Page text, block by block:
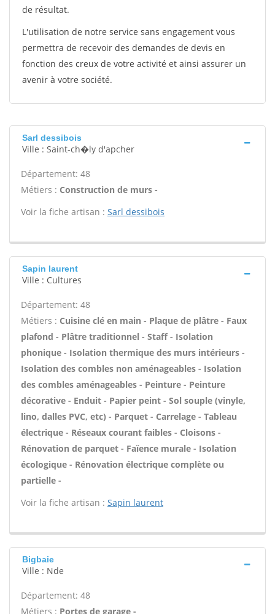
de résultat.
L'utilisation de notre service sans engagement vous
permettra de recevoir des demandes de devis en
fonction des creux de votre activité et ainsi assurer un
avenir à votre société.
Sarl dessibois
Ville : Saint-ch�ly d'apcher
Département: 48
Métiers : Construction de murs -
Voir la fiche artisan : Sarl dessibois
Sapin laurent
Ville : Cultures
Département: 48
Métiers : Cuisine clé en main - Plaque de plâtre - Faux
plafond - Plâtre traditionnel - Staff - Isolation
phonique - Isolation thermique des murs intérieurs -
Isolation des combles non aménageables - Isolation
des combles aménageables - Peinture - Peinture
décorative - Enduit - Papier peint - Sol souple (vinyle,
lino, dalles PVC, etc) - Parquet - Carrelage - Tableau
électrique - Réseaux courant faibles - Cloisons -
Rénovation de parquet - Faïence murale - Isolation
écologique - Rénovation électrique complète ou
partielle -
Voir la fiche artisan : Sapin laurent
Bigbaie
Ville : Nde
Département: 48
Métiers : Portes de garage -